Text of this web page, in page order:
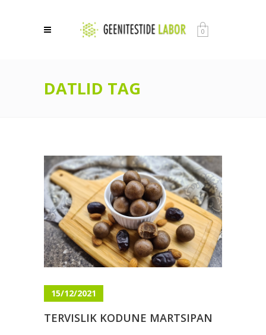
0
DATLID TAG
15/12/2021
TERVISLIK KODUNE MARTSIPAN